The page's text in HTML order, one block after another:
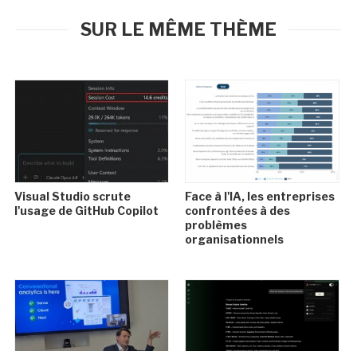
SUR LE MÊME THÈME
Visual Studio scrute
l'usage de GitHub Copilot
Face à l'IA, les entreprises
confrontées à des
problèmes
organisationnels